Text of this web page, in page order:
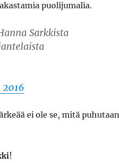
puolijumalia.
Sarkkista
2016
ei ole se, mitä
!